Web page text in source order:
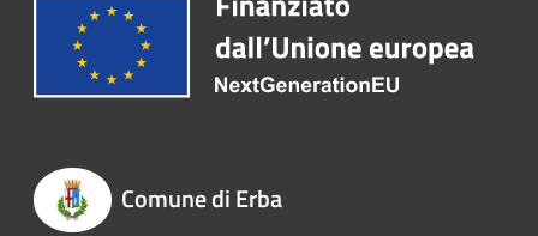
Comune di Erba